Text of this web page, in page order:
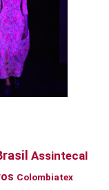
Assintecal
Colombiatex